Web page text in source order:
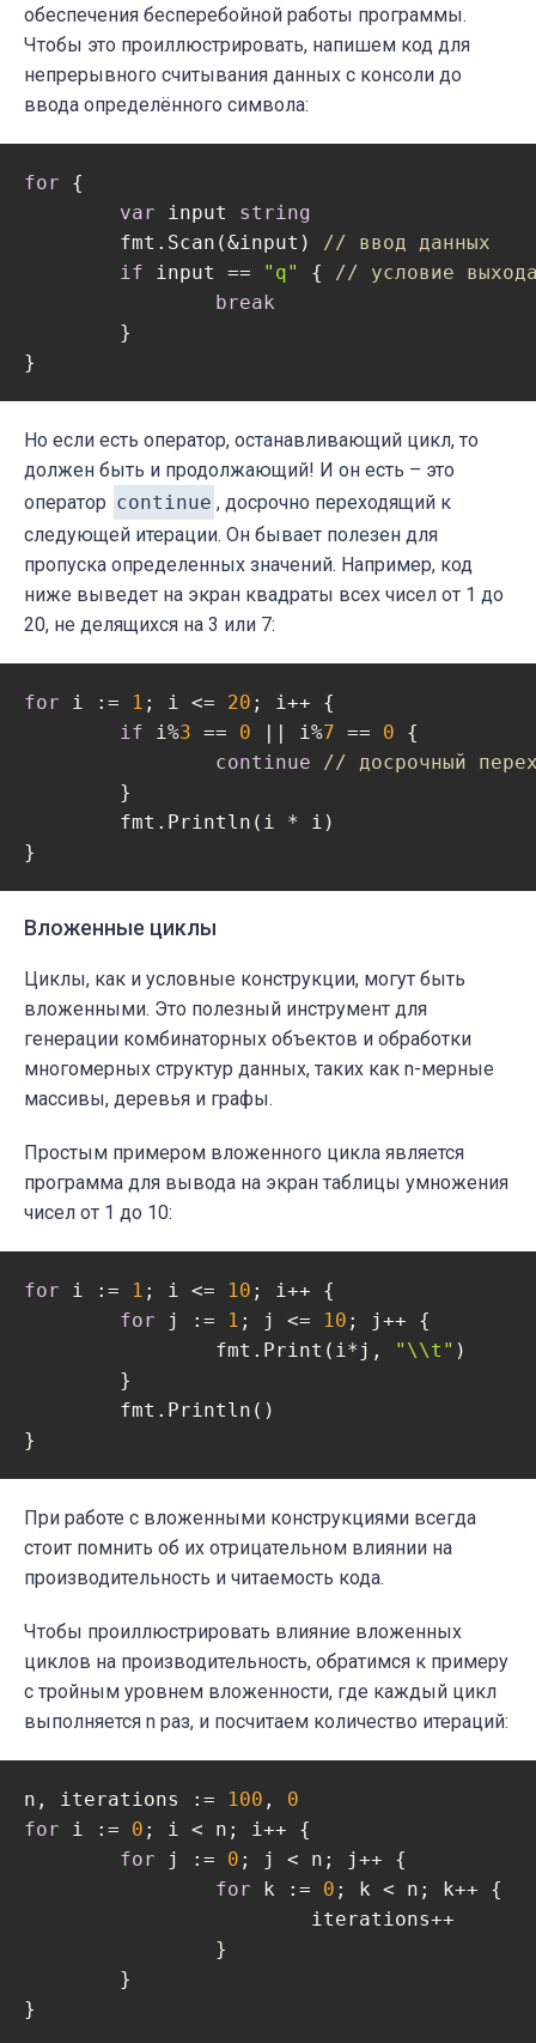
обеспечения бесперебойной работы программы.
Чтобы это проиллюстрировать, напишем код для
непрерывного считывания данных с консоли до
ввода определённого символа:
for {
var input string
	fmt.Scan(&input)
// ввод данных
if input == "q" { // условие
break
Но если есть оператор, останавливающий цикл, то
должен быть и продолжающий! И он есть – это
оператор continue , досрочно переходящий к
следующей итерации. Он бывает полезен для
пропуска определенных значений. Например, код
ниже выведет на экран квадраты всех чисел от 1 до
20, не делящихся на 3 или 7:
for i := 1 ; i <= 20 ; i++ {
if i%3 == 0 || i%7 == 0 {
continue
// досрочный
Вложенные циклы
Циклы, как и условные конструкции, могут быть
вложенными. Это полезный инструмент для
генерации комбинаторных объектов и обработки
многомерных структур данных, таких как n-мерные
массивы, деревья и графы.
Простым примером вложенного цикла является
программа для вывода на экран таблицы умножения
чисел от 1 до 10:
for i := 1 ; i <= 10 ; i++ {
for j := 1 ; j <= 10 ; j++ {
		fmt.Print(i*j,
"\\t" )
При работе с вложенными конструкциями всегда
стоит помнить об их отрицательном влиянии на
производительность и читаемость кода.
Чтобы проиллюстрировать влияние вложенных
циклов на производительность, обратимся к примеру
с тройным уровнем вложенности, где каждый цикл
выполняется n раз, и посчитаем количество итераций:
n, iterations := 100 , 0
for i := 0 ; i < n; i++ {
for j := 0 ; j < n; j++ {
for k := 0 ; k < n; k++ {
}